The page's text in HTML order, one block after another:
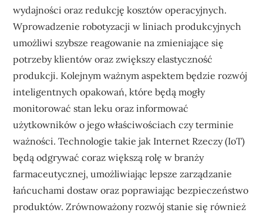
wydajności oraz redukcję kosztów operacyjnych.
Wprowadzenie robotyzacji w liniach produkcyjnych
umożliwi szybsze reagowanie na zmieniające się
potrzeby klientów oraz zwiększy elastyczność
produkcji. Kolejnym ważnym aspektem będzie rozwój
inteligentnych opakowań, które będą mogły
monitorować stan leku oraz informować
użytkowników o jego właściwościach czy terminie
ważności. Technologie takie jak Internet Rzeczy (IoT)
będą odgrywać coraz większą rolę w branży
farmaceutycznej, umożliwiając lepsze zarządzanie
łańcuchami dostaw oraz poprawiając bezpieczeństwo
produktów. Zrównoważony rozwój stanie się również